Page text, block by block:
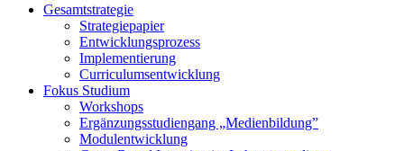
Gesamtstrategie
Strategiepapier
Entwicklungsprozess
Implementierung
Curriculumsentwicklung
Fokus Studium
Workshops
Ergänzungsstudiengang „Medienbildung”
Modulentwicklung